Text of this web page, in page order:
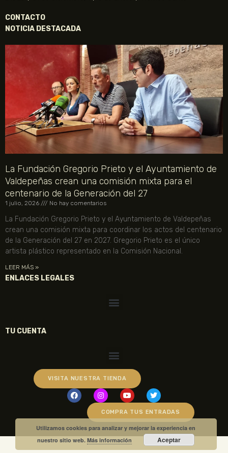
CONTACTO
NOTICIA DESTACADA
La Fundación Gregorio Prieto y el Ayuntamiento de
Valdepeñas crean una comisión mixta para el
centenario de la Generación del 27
1 julio, 2026 No hay comentarios
La Fundación Gregorio Prieto y el Ayuntamiento de Valdepeñas
crean una comisión mixta para coordinar los actos del centenario
de la Generación del 27 en 2027. Gregorio Prieto es el único
artista plástico representado en la Comisión Nacional.
LEER MÁS »
ENLACES LEGALES
TU CUENTA
VISITA NUESTRA TIENDA
COMPRA TUS ENTRADAS
Utilizamos cookies para analizar y mejorar la experiencia en
nuestro sitio web.Más información Aceptar